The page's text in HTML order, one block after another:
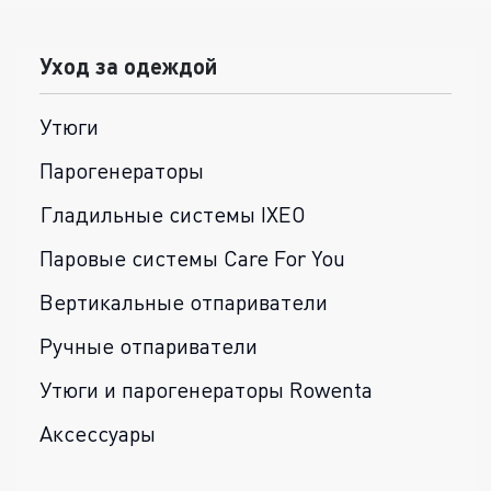
Уход за одеждой
Утюги
Парогенераторы
Гладильные системы IXEO
Паровые системы Care For You
Вертикальные отпариватели
Ручные отпариватели
Утюги и парогенераторы Rowenta
Аксессуары